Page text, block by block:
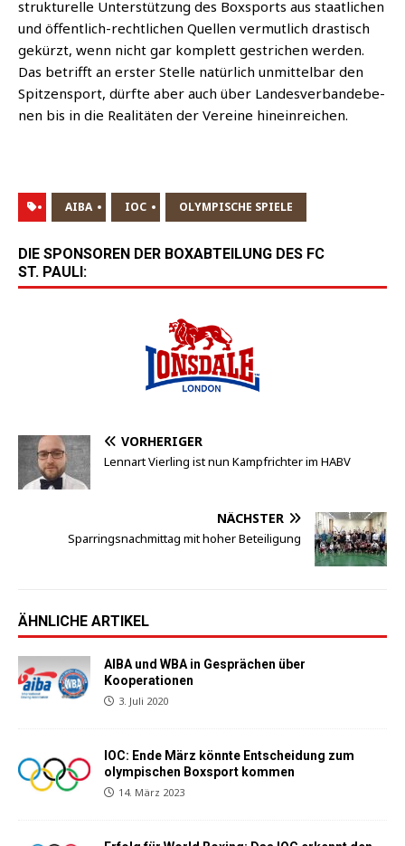
struk­tu­rel­le Unter­stüt­zung des Box­sports aus staat­li­chen
und öffent­lich-recht­li­chen Quel­len ver­mut­lich dras­tisch
gekürzt, wenn nicht gar kom­plett gestri­chen wer­den.
Das betrifft an ers­ter Stel­le natür­lich unmit­tel­bar den
Spit­zen­sport, dürf­te aber auch über Lan­des­ver­band­ebe­
nen bis in die Rea­li­tä­ten der Ver­ei­ne hineinreichen.
AIBA IOC OLYMPISCHE SPIELE
DIE SPONSOREN DER BOXABTEILUNG DES FC
ST. PAULI:
VORHERIGER
Lennart Vierling ist nun Kampfrichter im HABV
NÄCHSTER
Sparringsnachmittag mit hoher Beteiligung
ÄHNLICHE ARTIKEL
AIBA und WBA in Gesprächen über
Kooperationen
3. Juli 2020
IOC: Ende März könnte Entscheidung zum
olympischen Boxsport kommen
14. März 2023